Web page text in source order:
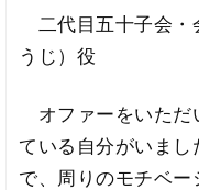
二代目五十子会
うじ）役
オファーをいただ
ている自分がいま
で、周りのモチベ